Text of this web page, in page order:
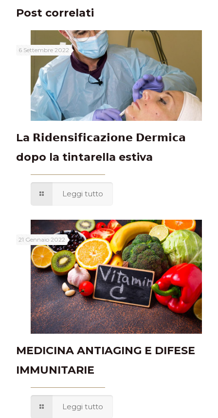
Post correlati
6 Settembre 2022
La 𝗥𝗶𝗱𝗲𝗻𝘀𝗶𝗳𝗶𝗰𝗮𝘇𝗶𝗼𝗻𝗲 𝗗𝗲𝗿𝗺𝗶𝗰𝗮
dopo la tintarella estiva
Leggi tutto
21 Gennaio 2022
MEDICINA ANTIAGING E DIFESE
IMMUNITARIE
Leggi tutto